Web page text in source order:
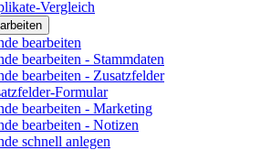
Vergleich
bearbeiten
bearbeiten - Stammdaten
bearbeiten - Zusatzfelder
Formular
bearbeiten - Marketing
bearbeiten - Notizen
schnell anlegen